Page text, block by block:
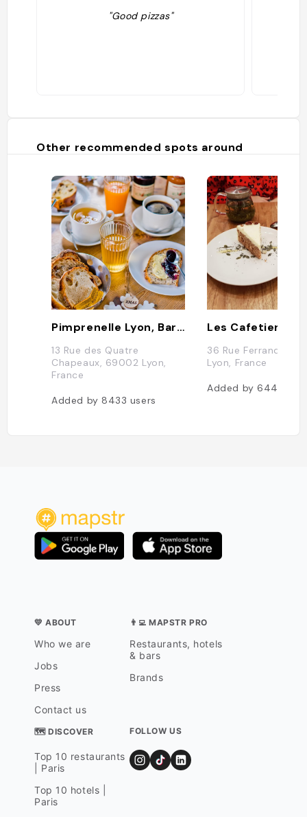
"Good pizzas"
Other recommended spots around
Pimprenelle Lyon, Bar à Tartines, Salon de Thé, Brunch Tous les Samedis Et Dimanches
13 Rue des Quatre
Chapeaux, 69002 Lyon,
France
Added by8433 users
Les Cafetiers
36 Rue Ferrandière,
Lyon, France
Added by6443
💛 ABOUT
Who we are
Jobs
Press
Contact us
👨‍💻 MAPSTR PRO
Restaurants, hotels
& bars
Brands
🗺 DISCOVER
Top 10 restaurants
| Paris
Top 10 hotels |
Paris
FOLLOW US